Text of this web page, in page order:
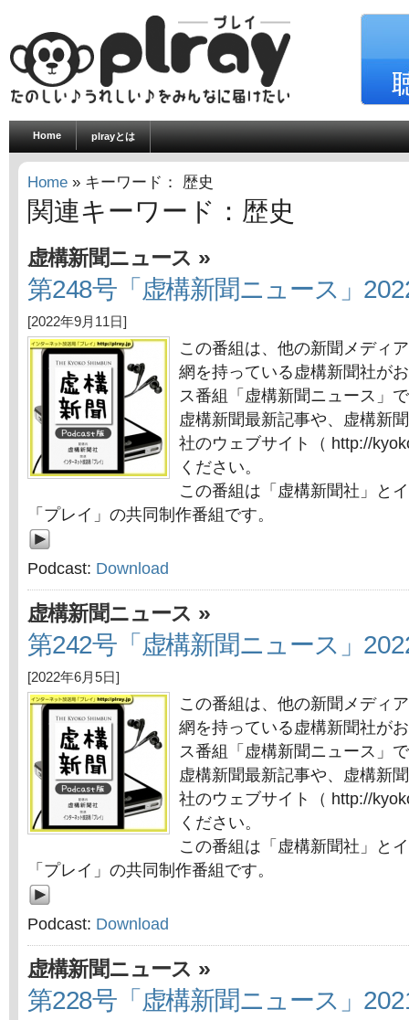
Home plrayとは
Home » キーワード： 歴史
関連キーワード：歴史
虚構新聞ニュース »
第248号「虚構新聞ニュース」
[2022年9月11日]
この番組は、他の新聞メディ
網を持っている虚構新聞社が
ス番組「虚構新聞ニュース」
虚構新聞最新記事や、虚構新
社のウェブサイト（ http://
ください。
この番組は「虚構新聞社」と
「プレイ」の共同制作番組です。
Podcast: Download
虚構新聞ニュース »
第242号「虚構新聞ニュース」
[2022年6月5日]
この番組は、他の新聞メディ
網を持っている虚構新聞社が
ス番組「虚構新聞ニュース」
虚構新聞最新記事や、虚構新
社のウェブサイト（ http://
ください。
この番組は「虚構新聞社」と
「プレイ」の共同制作番組です。
Podcast: Download
虚構新聞ニュース »
第228号「虚構新聞ニュース」